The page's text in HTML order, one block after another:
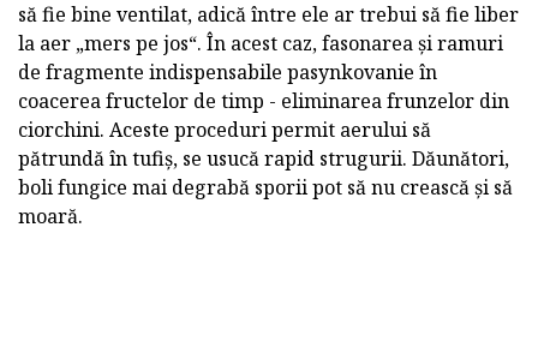
să fie bine ventilat, adică între ele ar trebui să fie liber
la aer „mers pe jos“. În acest caz, fasonarea și ramuri
de fragmente indispensabile pasynkovanie în
coacerea fructelor de timp - eliminarea frunzelor din
ciorchini. Aceste proceduri permit aerului să
pătrundă în tufiș, se usucă rapid strugurii. Dăunători,
boli fungice mai degrabă sporii pot să nu crească și să
moară.